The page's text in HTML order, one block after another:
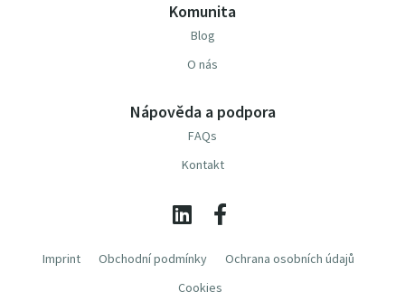
Komunita
Blog
O nás
Nápověda a podpora
FAQs
Kontakt
Imprint Obchodní podmínky
Ochrana osobních údajů
Cookies